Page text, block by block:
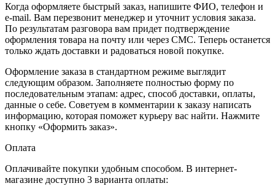
Когда оформляете быстрый заказ, напишите ФИО, телефон и
e-mail. Вам перезвонит менеджер и уточнит условия заказа.
По результатам разговора вам придет подтверждение
оформления товара на почту или через СМС. Теперь останется
только ждать доставки и радоваться новой покупке.
Оформление заказа в стандартном режиме выглядит
следующим образом. Заполняете полностью форму по
последовательным этапам: адрес, способ доставки, оплаты,
данные о себе. Советуем в комментарии к заказу написать
информацию, которая поможет курьеру вас найти. Нажмите
кнопку «Оформить заказ».
Оплата
Оплачивайте покупки удобным способом. В интернет-
магазине доступно 3 варианта оплаты: